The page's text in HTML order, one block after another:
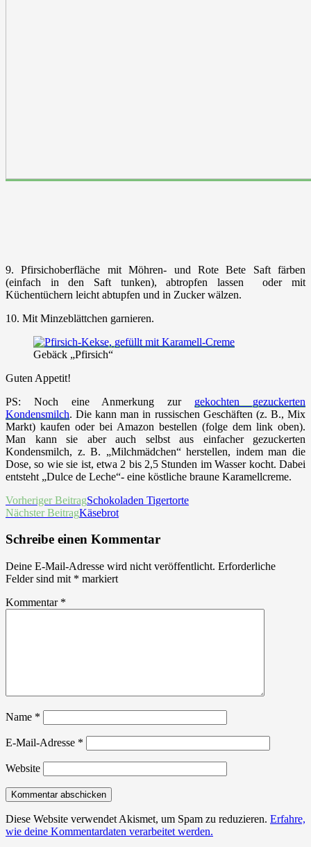
9. Pfirsichoberfläche mit Möhren- und Rote Bete Saft färben
(einfach in den Saft tunken), abtropfen lassen oder mit
Küchentüchern leicht abtupfen und in Zucker wälzen.
10. Mit Minzeblättchen garnieren.
Gebäck „Pfirsich“
Guten Appetit!
PS: Noch eine Anmerkung zur gekochten gezuckerten
Kondensmilch. Die kann man in russischen Geschäften (z. B., Mix
Markt) kaufen oder bei Amazon bestellen (folge dem link oben).
Man kann sie aber auch selbst aus einfacher gezuckerten
Kondensmilch, z. B. „Milchmädchen“ herstellen, indem man die
Dose, so wie sie ist, etwa 2 bis 2,5 Stunden im Wasser kocht. Dabei
entsteht „Dulce de Leche“- eine köstliche braune Karamellcreme.
Beitrags-
Navigation
Vorheriger BeitragSchokoladen Tigertorte
Nächster BeitragKäsebrot
Schreibe einen Kommentar
Deine E-Mail-Adresse wird nicht veröffentlicht. Erforderliche
Felder sind mit * markiert
Kommentar *
Name *
E-Mail-Adresse *
Website
Diese Website verwendet Akismet, um Spam zu reduzieren. Erfahre,
wie deine Kommentardaten verarbeitet werden.